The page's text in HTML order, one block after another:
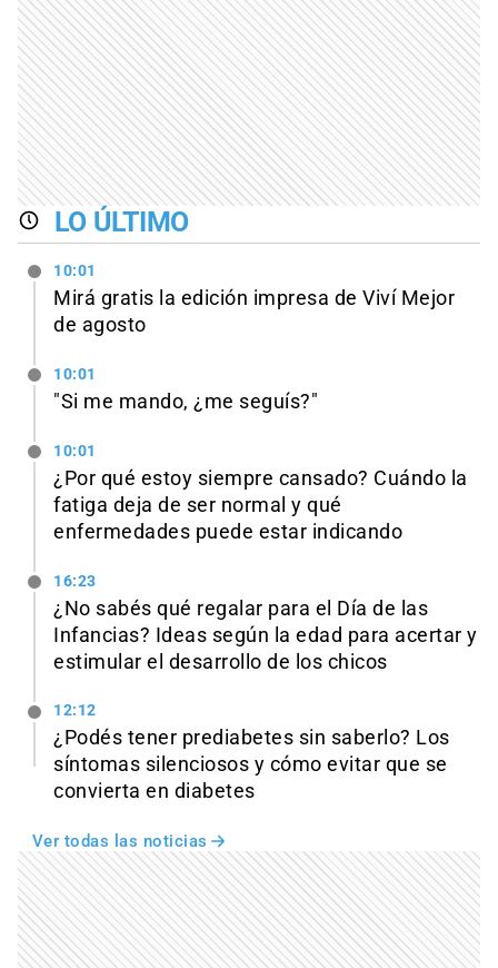
LO ÚLTIMO
10:01
Mirá gratis la edición impresa de Viví Mejor
de agosto
10:01
"Si me mando, ¿me seguís?"
10:01
¿Por qué estoy siempre cansado? Cuándo la
fatiga deja de ser normal y qué
enfermedades puede estar indicando
16:23
¿No sabés qué regalar para el Día de las
Infancias? Ideas según la edad para acertar y
estimular el desarrollo de los chicos
12:12
¿Podés tener prediabetes sin saberlo? Los
síntomas silenciosos y cómo evitar que se
convierta en diabetes
Ver todas las noticias